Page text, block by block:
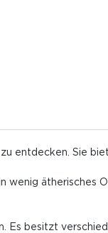
entdecken. Sie
wenig ätherisches
Es besitzt